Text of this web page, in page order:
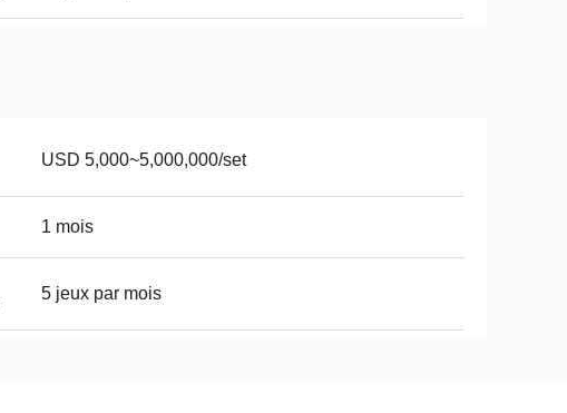
USD 5,000~5,000,000/set
1 mois
5 jeux par mois